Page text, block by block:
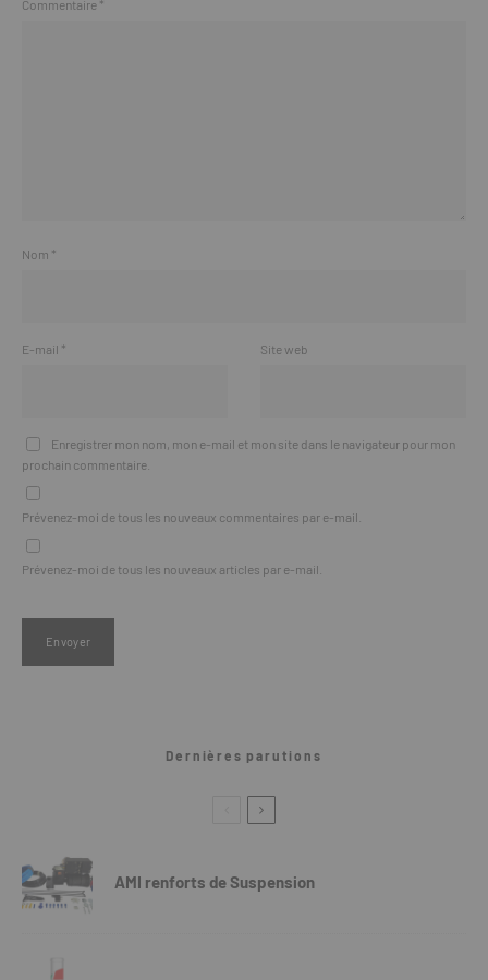
Commentaire *
Nom *
E-mail * Site web
Enregistrer mon nom, mon e-mail et mon site dans le navigateur pour mon
prochain commentaire.
Prévenez-moi de tous les nouveaux commentaires par e-mail.
Prévenez-moi de tous les nouveaux articles par e-mail.
Dernières parutions
AMI renforts de Suspension